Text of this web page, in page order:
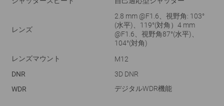
レンズ
2.8 mm @F1.6、視野角: 103°
(水平)、119°(対角）4 mm
@F1.6、視野角87°(水平)、
104°(対角)
レンズマウント
M12
DNR
3D DNR
WDR
デジタルWDR機能